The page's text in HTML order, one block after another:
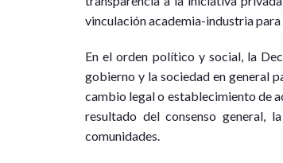
vinculación academia-industria
En el orden político y social, la
gobierno y la sociedad en general
cambio legal o establecimiento de
resultado del consenso general,
comunidades.